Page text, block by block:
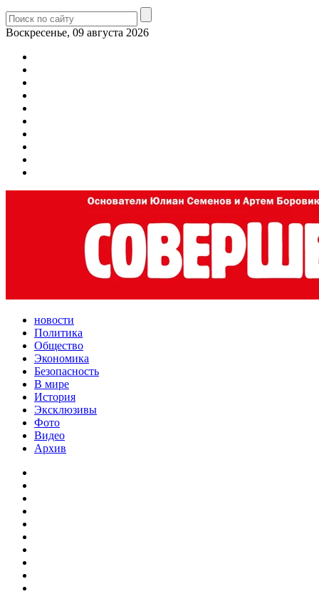
Воскресенье, 09 августа 2026
новости
Политика
Общество
Экономика
Безопасность
В мире
История
Эксклюзивы
Фото
Видео
Архив